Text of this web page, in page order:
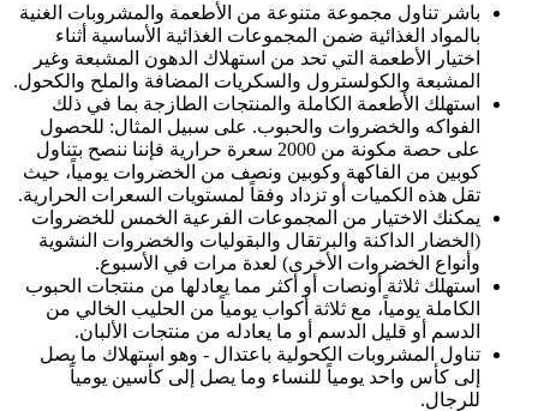
باشر تناول مجموعة متنوعة من الأطعمة والمشروبات الغنية
بالمواد الغذائية ضمن المجموعات الغذائية الأساسية أثناء
اختيار الأطعمة التي تحد من استهلاك الدهون المشبعة وغير
المشبعة والكولسترول والسكريات المضافة والملح والكحول.
استهلك الأطعمة الكاملة والمنتجات الطازجة بما في ذلك
الفواكه والخضروات والحبوب. على سبيل المثال: للحصول
على حصة مكونة من 2000 سعرة حرارية فإننا ننصح بتناول
كوبين من الفاكهة وكوبين ونصف من الخضروات يومياً، حيث
تقل هذه الكميات أو تزداد وفقاً لمستويات السعرات الحرارية.
يمكنك الاختيار من المجموعات الفرعية الخمس للخضروات
(الخضار الداكنة والبرتقال والبقوليات والخضروات النشوية
وأنواع الخضروات الأخرى) لعدة مرات في الأسبوع.
استهلك ثلاثة أونصات أو أكثر مما يعادلها من منتجات الحبوب
الكاملة يومياً، مع ثلاثة أكواب يومياً من الحليب الخالي من
الدسم أو قليل الدسم أو ما يعادله من منتجات الألبان.
تناول المشروبات الكحولية باعتدال - وهو استهلاك ما يصل
إلى كأس واحد يومياً للنساء وما يصل إلى كأسين يومياً
للرجال.